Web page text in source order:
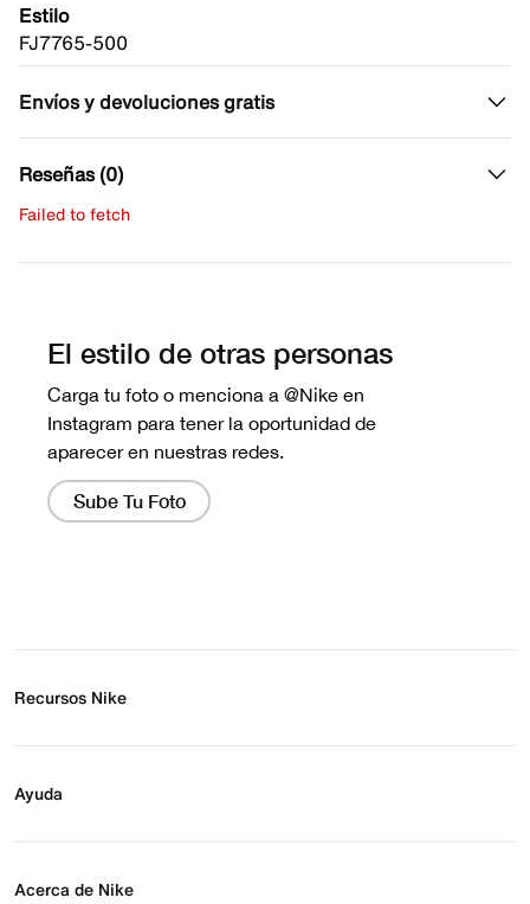
Estilo
FJ7765-500
Envíos y devoluciones gratis
Reseñas (0)
Failed to fetch
Recursos Nike
Regístrate para recibir correos
Ayuda
Preguntas frecuentes
Acerca de Nike